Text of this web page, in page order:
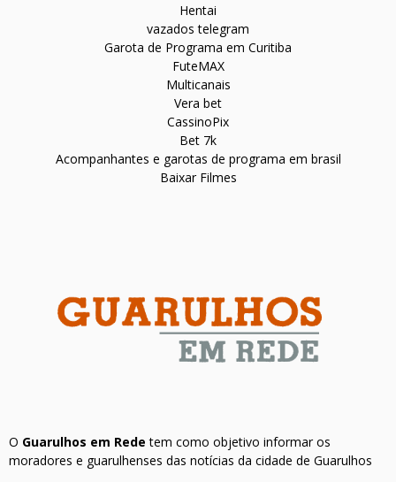
Hentai
vazados telegram
Garota de Programa em Curitiba
FuteMAX
Multicanais
Vera bet
CassinoPix
Bet 7k
Acompanhantes e garotas de programa em brasil
Baixar Filmes
O Guarulhos em Rede tem como objetivo informar os
moradores e guarulhenses das notícias da cidade de Guarulhos